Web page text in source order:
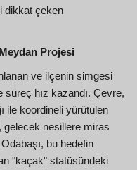
dikkat çeken
Projesi
ve ilçenin simgesi
hız kazandı. Çevre,
ile koordineli yürütülen
gelecek nesillere miras
bu hedefin
"kaçak" statüsündeki